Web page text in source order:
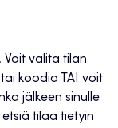
Voit valita tilan
koodia TAI voit
jälkeen sinulle
tilaa tietyin